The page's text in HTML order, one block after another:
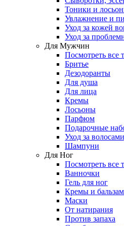
Тоники и
Увлажнение и
Уход за кожей
Уход за
Для Мужчин
Посмотреть все
Бритье
Дезодоранты
Для душа
Для лица
Кремы
Лосьоны
Парфюм
Подарочные
Уход за
Шампуни
Для Ног
Посмотреть все
Ванночки
Гель для ног
Кремы и
Маски
От натирания
Против запаха